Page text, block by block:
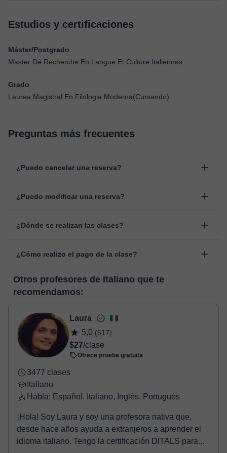
Estudios y certificaciones
Máster/Postgrado
Master De Recherche En Langue Et Culture Italiennes
Grado
Laurea Magistral En Filologia Moderna(Cursando)
Preguntas más frecuentes
¿Puedo cancelar una reserva?
antes de la clase, indicando el motivo de cancelación.
¿Puedo modificar una reserva?
cambiar la hora o el día de clase. Puedes hacerlo desde tu área
¿Dónde se realizan las clases?
desarrollada para el ámbito formativo con muchas
pizarra virtual o el editor de textos a tiempo real. En el siguiente
enlace puedes ver una demo del aula y conocerla:
virtual
¿Cómo realizo el pago de la clase?
horas, podrás realizar el pago mediante nuestro TPV virtual.
Tienes dos opciones para efectuar el pago:
- Tarjeta de crédito.
- Paypal.
Una vez realices el pago de la clase, recibirás un e-mail de
confirmación de la reserva.
Otros profesores de Italiano que te
recomendamos:
Laura
5,0 (517)
$27/clase
Ofrece prueba gratuita
3477 clases
Italiano
Habla: Español, Italiano, Inglés, Portugués
¡Hola! Soy Laura y soy una profesora nativa que,
desde hace años ayuda a extranjeros a aprender el
idioma italiano. Tengo la certificación DITALS para...